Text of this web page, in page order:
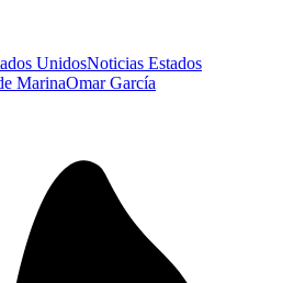
UnidosNoticias Estados
MarinaOmar García